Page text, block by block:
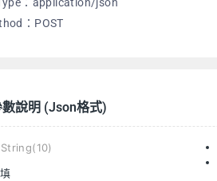
：POST
說明 (Json格式)
String(10)